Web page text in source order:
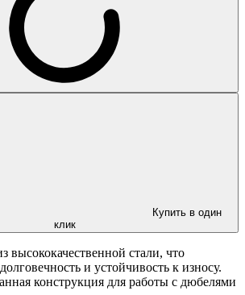
Купить в один
клик
высококачественной стали, что
и устойчивость к износу.
конструкция для работы с дюбелями